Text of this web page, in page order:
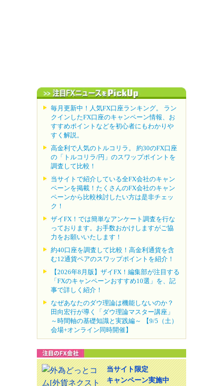
毎月更新中！人気FX口座ランキング。 ラン
クインしたFX口座のキャンペーン情報、お
すすめポイントなどを初心者にもわかりや
すく解説。
高金利で人気のトルコリラ。 約30のFX口座
の「トルコリラ/円」のスワップポイントを
調査して比較！
当サイトで紹介している全FX会社のキャン
ペーンを掲載！たくさんのFX会社のキャン
ペーンから比較検討したい方は是非チェッ
ク！
ザイFX！では簡単なアンケート調査を行な
っております。お手数おかけしますがご協
力をお願いいたします！
約40口座を調査して比較！高金利通貨を含
む12通貨ペアのスワップポイントを紹介！
【2026年8月版】ザイFX！編集部が注目する
「FXのキャンペーンおすすめ10選」を、記
事で詳しく紹介！
なぜあなたのダウ理論は機能しないのか？
田向宏行が導く「ダウ理論マスター講座」
～時間軸の基礎知識と実践編～ 【9/5（土）
会場+オンライン同時開催】
当サイト限定
キャンペーン実施中